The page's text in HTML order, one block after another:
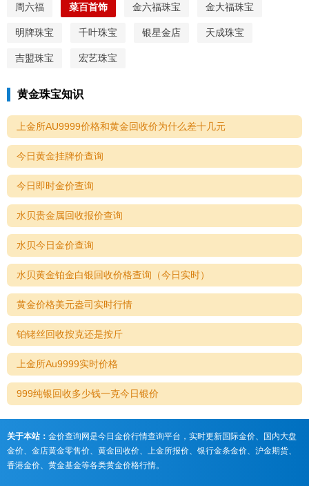
周六福 菜百首饰 金六福珠宝 金大福珠宝
明牌珠宝 千叶珠宝 银星金店 天成珠宝
吉盟珠宝 宏艺珠宝
黄金珠宝知识
上金所AU9999价格和黄金回收价为什么差十几元
今日黄金挂牌价查询
今日即时金价查询
水贝贵金属回收报价查询
水贝今日金价查询
水贝黄金铂金白银回收价格查询（今日实时）
黄金价格美元盎司实时行情
铂铑丝回收按克还是按斤
上金所Au9999实时价格
999纯银回收多少钱一克今日银价
关于本站： 金价查询网是今日金价行情查询平台，实时更新国际金价、国内大盘
金价、金店黄金零售价、黄金回收价、上金所报价、银行金条金价、沪金期货、
香港金价、黄金基金等各类黄金价格行情。